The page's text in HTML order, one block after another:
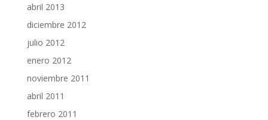
abril 2013
diciembre 2012
julio 2012
enero 2012
noviembre 2011
abril 2011
febrero 2011